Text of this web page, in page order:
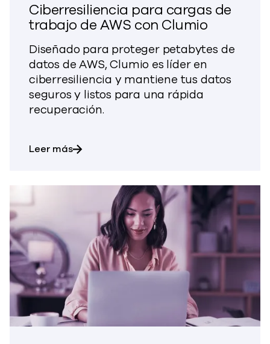
Ciberresiliencia para cargas de
trabajo de AWS con Clumio
Diseñado para proteger petabytes de
datos de AWS, Clumio es líder en
ciberresiliencia y mantiene tus datos
seguros y listos para una rápida
recuperación.
Leer mássobre Ciberresiliencia para cargas de